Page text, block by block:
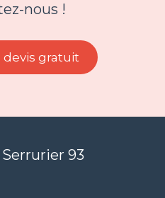
nous !
gratuit
93